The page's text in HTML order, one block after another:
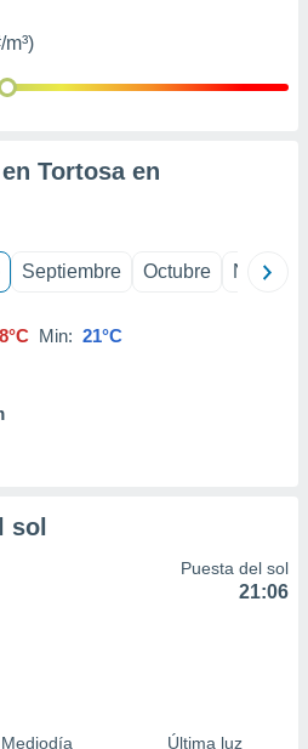
Tortosa en
Septiembre Octubre
Min: 21°C
sol
Puesta del sol
21:06
Mediodía
Última luz